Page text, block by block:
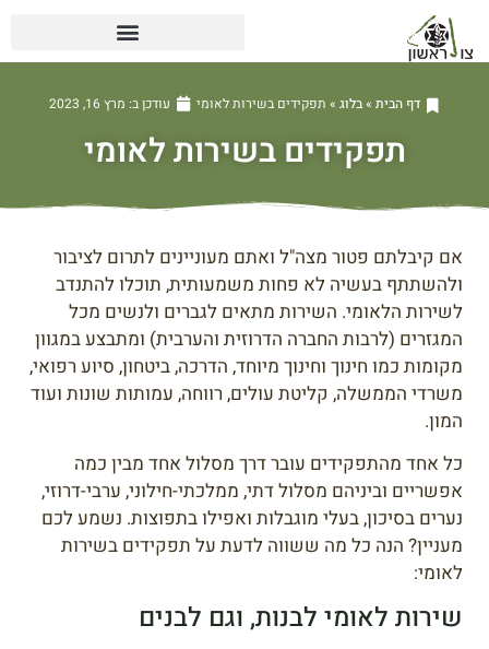
דף הבית »בלוג » תפקידים בשירות לאומי עודכן ב: מרץ 16, 2023
תפקידים בשירות לאומי
אם קיבלתם פטור מצה"ל ואתם מעוניינים לתרום לציבור
ולהשתתף בעשיה לא פחות משמעותית, תוכלו להתנדב
לשירות הלאומי. השירות מתאים לגברים ולנשים מכל
המגזרים (לרבות החברה הדרוזית והערבית) ומתבצע במגוון
מקומות כמו חינוך וחינוך מיוחד, הדרכה, ביטחון, סיוע רפואי,
משרדי הממשלה, קליטת עולים, רווחה, עמותות שונות ועוד
המון.
כל אחד מהתפקידים עובר דרך מסלול אחד מבין כמה
אפשריים וביניהם מסלול דתי, ממלכתי-חילוני, ערבי-דרוזי,
נערים בסיכון, בעלי מוגבלות ואפילו בתפוצות. נשמע לכם
מעניין? הנה כל מה ששווה לדעת על תפקידים בשירות
לאומי:
שירות לאומי לבנות, וגם לבנים